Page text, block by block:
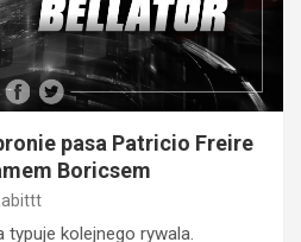
pasa Patricio Freire
Boricsem
kolejnego rywala.